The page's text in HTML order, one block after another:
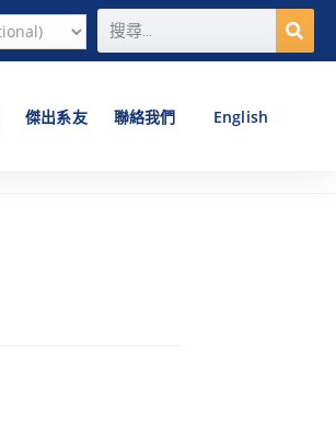
傑出系友 聯絡我們 English